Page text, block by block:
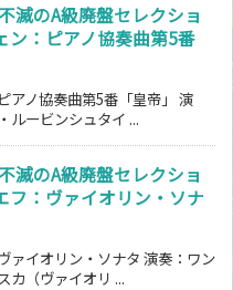
滅のA級廃盤セレクショ
ン：ピアノ協奏曲第5番
アノ協奏曲第5番「皇帝」 演
ルービンシュタイ ...
滅のA級廃盤セレクショ
フ：ヴァイオリン・ソナ
ァイオリン・ソナタ 演奏：ワン
カ（ヴァイオリ ...